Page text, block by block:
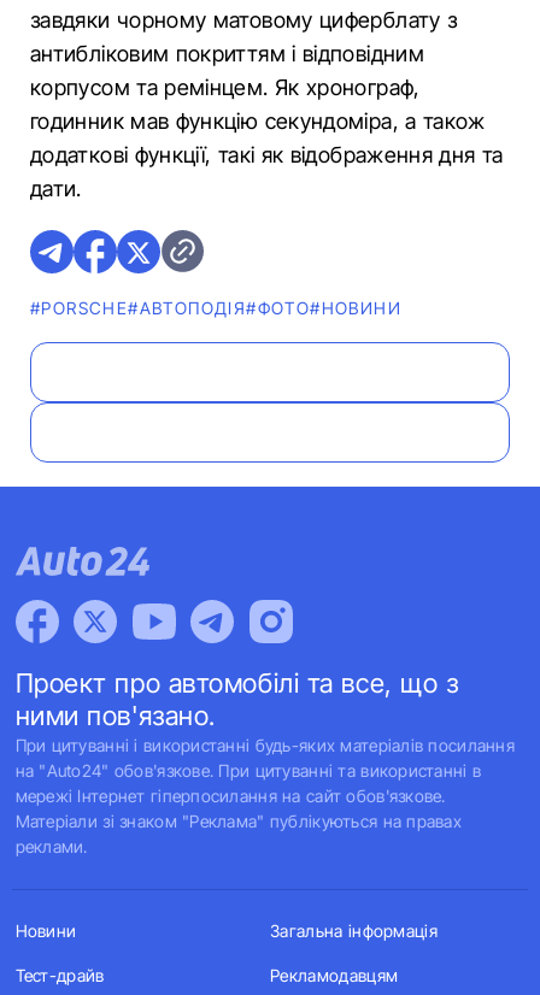
завдяки чорному матовому циферблату з
антибліковим покриттям і відповідним
корпусом та ремінцем. Як хронограф,
годинник мав функцію секундоміра, а також
додаткові функції, такі як відображення дня та
дати.
#PORSCHE#АВТОПОДІЯ#ФОТО#НОВИНИ
Проект про автомобілі та все, що з
ними пов'язано.
При цитуванні і використанні будь-яких матеріалів посилання
на "Auto24" обов'язкове. При цитуванні та використанні в
мережі Інтернет гіперпосилання на сайт обов'язкове.
Матеріали зі знаком "Реклама" публікуються на правах
реклами.
Новини
Тест-драйв
Загальна інформація
Рекламодавцям